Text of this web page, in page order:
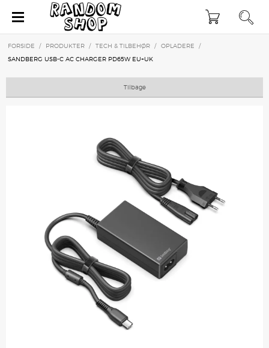
FORSIDE / PRODUKTER / TECH & TILBEHØR / OPLADERE
/
SANDBERG USB-C AC CHARGER PD65W EU+UK
Tilbage